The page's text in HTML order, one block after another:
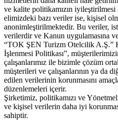
ve kalite politikamızın iyileştirilmesi
elimizdeki bazı veriler ise, kişisel
anonimleştirilmektedir. Bu veriler,
verilerdir ve Kanun uygulamasına
“TOK ŞEN Turizm Otelcilik A.Ş.”
İşlenmesi Politikası”,
çalışanlarımız ile bizimle çözüm
müşterileri ve çalışanlarının ya da
edilen verilerinin korunmasını
düzenlemeleri içerir.
Şirketimiz, politikamızı ve
ve kişisel verilerin daha iyi
sahiptir.